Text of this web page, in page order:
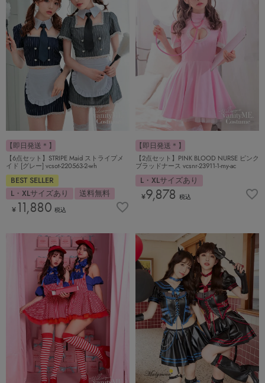
【即日発送＊】
【6点セット】STRIPE Maid ストライプメ
イド [グレー] vcsot-220563-2-wh
BEST SELLER
L・XLサイズあり
送料無料
¥ 11,880 税込
【即日発送＊】
【2点セット】PINK BLOOD NURSE ピンク
ブラッドナース vcsnr-23911-1-my-ac
L・XLサイズあり
¥9,878 税込